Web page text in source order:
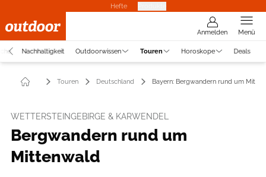
Hefte
Anmelden Menü
Nachhaltigkeit Outdoorwissen Touren Horoskope Deals
Touren Deutschland Bayern: Bergwandern rund um
WETTERSTEINGEBIRGE & KARWENDEL
Bergwandern rund um
Mittenwald